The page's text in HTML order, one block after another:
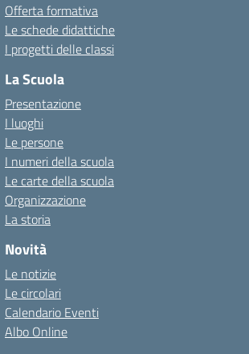
Offerta formativa
Le schede didattiche
I progetti delle classi
La Scuola
Presentazione
I luoghi
Le persone
I numeri della scuola
Le carte della scuola
Organizzazione
La storia
Novità
Le notizie
Le circolari
Calendario Eventi
Albo Online